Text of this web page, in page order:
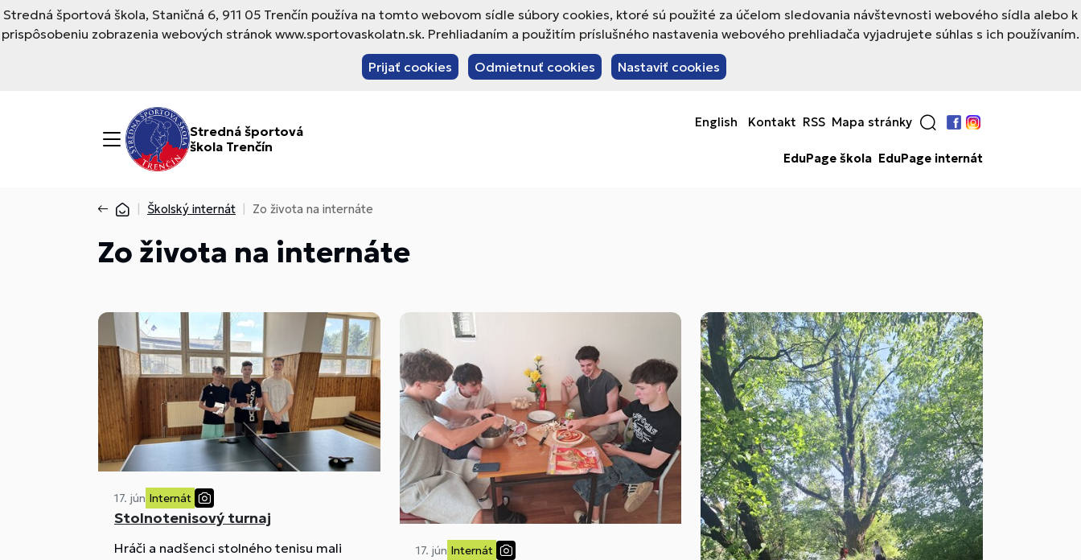
Stredná športová škola, Staničná 6, 911 05 Trenčín používa na tomto webovom sídle súbory cookies, ktoré sú použité za účelom sledovania návštevnosti webového sídla alebo k
prispôsobeniu zobrazenia webových stránok www.sportovaskolatn.sk. Prehliadaním a použitím príslušného nastavenia webového prehliadača vyjadrujete súhlas s ich používaním.
Prijať cookies Odmietnuť cookies Nastaviť cookies
Stredná športová
škola Trenčín
English Kontakt RSS Mapa stránky
Facebook
Instagram
EduPage škola EduPage internát
Školský internát Zo života na internáte
Zo života na internáte
17. jún Internát
Stolnotenisový turnaj
Hráči a nadšenci stolného tenisu mali
17. jún Internát